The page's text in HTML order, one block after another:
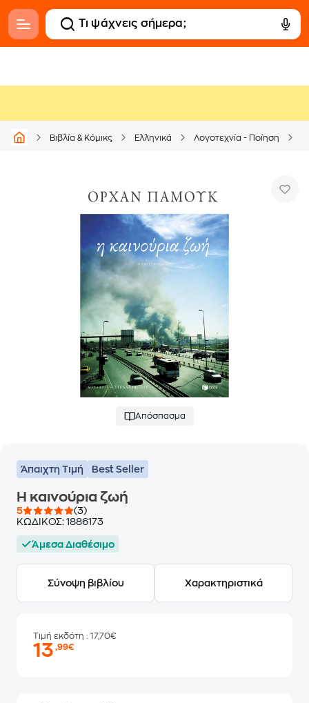
Βιβλία & Κόμικς Ελληνικά Λογοτεχνία - Ποίηση
Απόσπασμα
Άπαιχτη Τιμή Best Seller
Η καινούρια ζωή
5
(3)
ΚΩΔΙΚΟΣ: 1886173
Άμεσα Διαθέσιμο
Σύνοψη βιβλίου Χαρακτηριστικά
Τιμή εκδότη : 17,70€
13,99€